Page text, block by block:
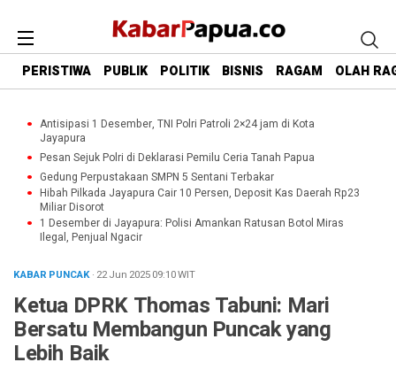
PERISTIWA PUBLIK POLITIK BISNIS RAGAM OLAH
Antisipasi 1 Desember, TNI Polri Patroli 2×24 jam di Kota
Jayapura
Pesan Sejuk Polri di Deklarasi Pemilu Ceria Tanah Papua
Gedung Perpustakaan SMPN 5 Sentani Terbakar
Hibah Pilkada Jayapura Cair 10 Persen, Deposit Kas Daerah Rp23
Miliar Disorot
1 Desember di Jayapura: Polisi Amankan Ratusan Botol Miras
Ilegal, Penjual Ngacir
KABAR PUNCAK· 22 Jun 202509:10WIT
Ketua DPRK Thomas Tabuni: Mari
Bersatu Membangun Puncak yang
Lebih Baik